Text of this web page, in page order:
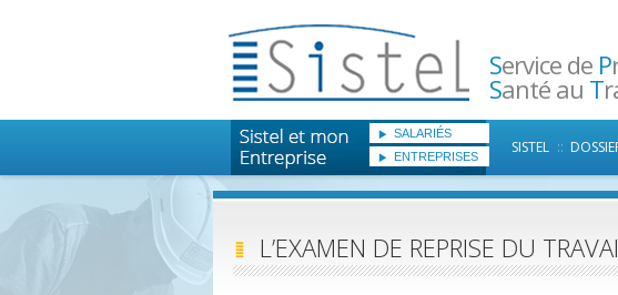
Service de P
Santé au T
SALARIÉS
ENTREPRISES
SISTEL
L’EXAMEN DE REPRISE DU